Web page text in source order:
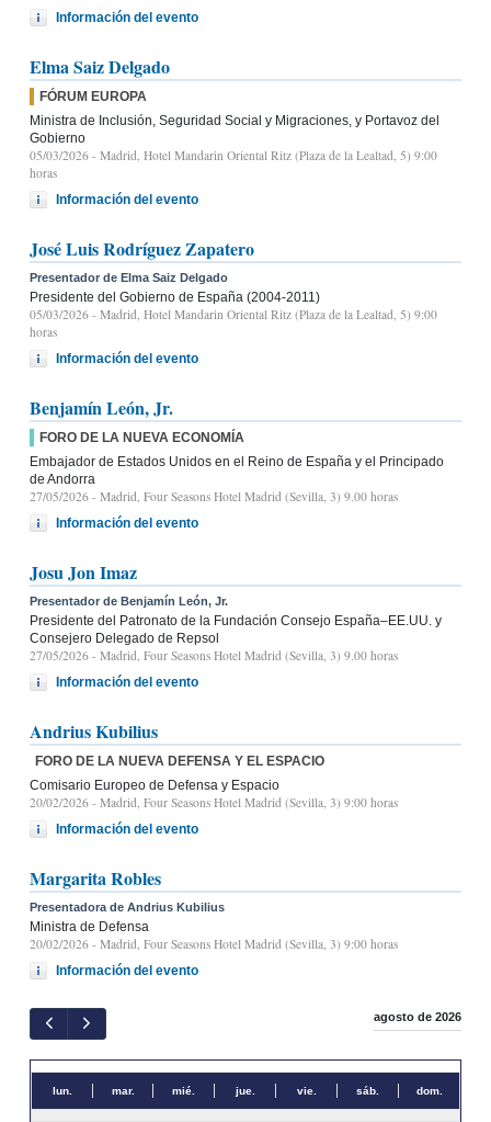
Información del evento
Elma Saiz Delgado
FÓRUM EUROPA
Ministra de Inclusión, Seguridad Social y Migraciones, y Portavoz del
Gobierno
05/03/2026 - Madrid, Hotel Mandarin Oriental Ritz (Plaza de la Lealtad, 5) 9:00
horas
Información del evento
José Luis Rodríguez Zapatero
Presentador de Elma Saiz Delgado
Presidente del Gobierno de España (2004-2011)
05/03/2026 - Madrid, Hotel Mandarin Oriental Ritz (Plaza de la Lealtad, 5) 9:00
horas
Información del evento
Benjamín León, Jr.
FORO DE LA NUEVA ECONOMÍA
Embajador de Estados Unidos en el Reino de España y el Principado
de Andorra
27/05/2026 - Madrid, Four Seasons Hotel Madrid (Sevilla, 3) 9.00 horas
Información del evento
Josu Jon Imaz
Presentador de Benjamín León, Jr.
Presidente del Patronato de la Fundación Consejo España–EE.UU. y
Consejero Delegado de Repsol
27/05/2026 - Madrid, Four Seasons Hotel Madrid (Sevilla, 3) 9.00 horas
Información del evento
Andrius Kubilius
FORO DE LA NUEVA DEFENSA Y EL ESPACIO
Comisario Europeo de Defensa y Espacio
20/02/2026 - Madrid, Four Seasons Hotel Madrid (Sevilla, 3) 9:00 horas
Información del evento
Margarita Robles
Presentadora de Andrius Kubilius
Ministra de Defensa
20/02/2026 - Madrid, Four Seasons Hotel Madrid (Sevilla, 3) 9:00 horas
Información del evento
agosto de 2026
lun. mar. mié. jue. vie. sáb. dom.